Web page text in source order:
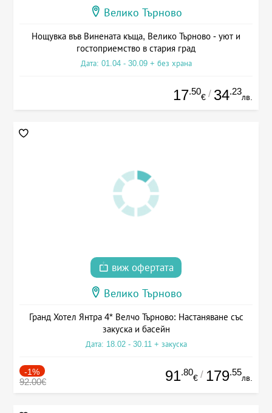
Велико Търново
Нощувка във Винената къща, Велико Търново - уют и
гостоприемство в стария град
Дата: 01.04 - 30.09 + без храна
17.50
€ / 34.23
лв.
виж офертата
Велико Търново
Гранд Хотел Янтра 4* Велчо Търново: Настаняване със
закуска и басейн
Дата: 18.02 - 30.11 + закуска
-1%
92.00€ 91.80
€ / 179.55
лв.